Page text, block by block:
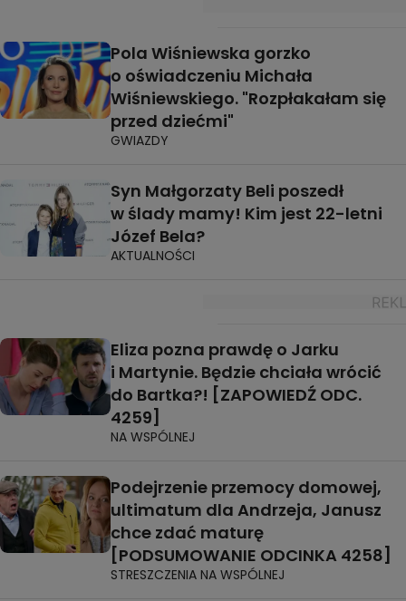
Pola Wiśniewska gorzko
o oświadczeniu Michała
Wiśniewskiego. "Rozpłakałam się
przed dziećmi"
GWIAZDY
Syn Małgorzaty Beli poszedł
w ślady mamy! Kim jest 22-letni
Józef Bela?
AKTUALNOŚCI
Eliza pozna prawdę o Jarku
i Martynie. Będzie chciała wrócić
do Bartka?! [ZAPOWIEDŹ ODC.
4259]
NA WSPÓLNEJ
Podejrzenie przemocy domowej,
ultimatum dla Andrzeja, Janusz
chce zdać maturę
[PODSUMOWANIE ODCINKA 4258]
STRESZCZENIA NA WSPÓLNEJ